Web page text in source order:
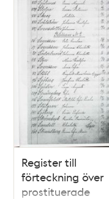
Register till
förteckning över
prostituerade